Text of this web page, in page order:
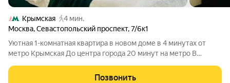
Крымская
4 мин.
Москва,Севастопольский проспект,7/6к1
Уютная 1-комнатная квартира в новом доме в 4 минутах от
метро Крымская До центра города 20 минут на метро В
с ортопедическим матрасом 160200 Раскладной двуспальный
Позвонить